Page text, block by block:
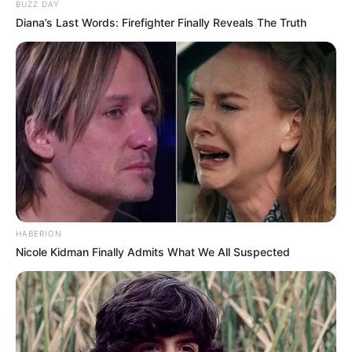
λεωφορειακές γραμμές με τη
λειτουργία της επέκτασης του Μετρό
στην Καλαμαριά
Τραγωδία στην Πάτρα: Πέθανε βρέφος
οκτώ ημερών στη ΜΕΘ του «Άγιος
Ανδρέας»
Απάτη με τρακτέρ στην Εύβοια: Έκανε
φτερά προκαταβολή 2.480€
Βρετανίδα που μέθυσε με την 15χρονη
κόρη της και προκάλεσε επεισόδιο στο
Κέντρο Υγείας
BUZZ DAY
Diana’s Last Words: Firefighter Finally Reveals The Truth
HABERION
Nicole Kidman Finally Admits What We All Suspected